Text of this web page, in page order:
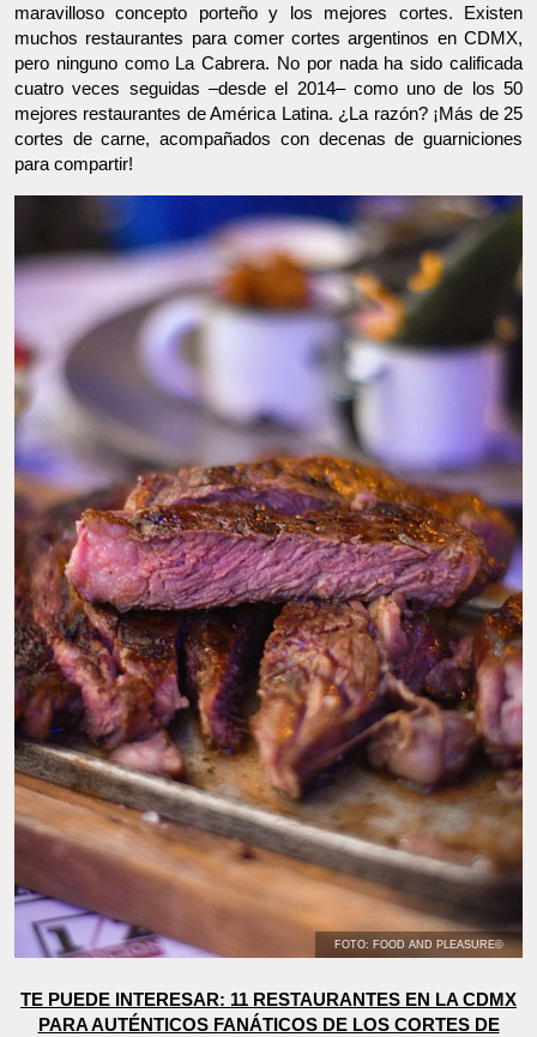
maravilloso concepto porteño y los mejores cortes. Existen
muchos restaurantes para comer cortes argentinos en CDMX,
pero ninguno como La Cabrera. No por nada ha sido calificada
cuatro veces seguidas –desde el 2014­– como uno de los 50
mejores restaurantes de América Latina. ¿La razón? ¡Más de 25
cortes de carne, acompañados con decenas de guarniciones para
compartir!
FOTO: FOOD AND PLEASURE©
TE PUEDE INTERESAR: 11 RESTAURANTES EN LA CDMX
PARA AUTÉNTICOS FANÁTICOS DE LOS CORTES DE CARNE